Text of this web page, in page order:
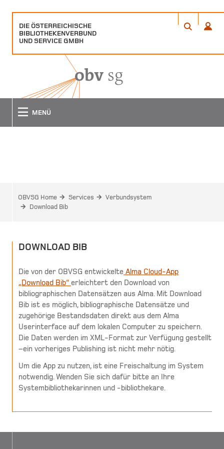
DIE ÖSTERREICHISCHE
BIBLIOTHEKENVERBUND
UND SERVICE GMBH
ÖFFNET
FENSTER
MENÜ
OBVSG Home Services
Verbundsystem
Download Bib
DOWNLOAD BIB
Die von der OBVSG entwickelte Alma Cloud-App
„Download Bib“ erleichtert den Download von
bibliographischen Datensätzen aus Alma. Mit Download
Bib ist es möglich, bibliographische Datensätze und
zugehörige Bestandsdaten direkt aus dem Alma
Userinterface auf dem lokalen Computer zu speichern.
Die Daten werden im XML-Format zur Verfügung gestellt
–ein vorheriges Publishing ist nicht mehr nötig.
Um die App zu nutzen, ist eine Freischaltung im System
notwendig. Wenden Sie sich dafür bitte an Ihre
Systembibliothekarinnen und -bibliothekare.